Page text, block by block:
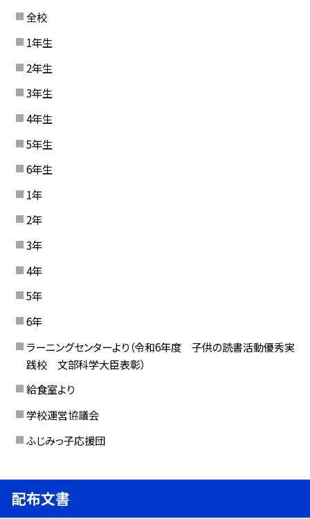
全校
1年生
2年生
3年生
4年生
5年生
6年生
1年
2年
3年
4年
5年
6年
ラーニングセンターより（令和6年度 子供の読書活動優秀実
践校 文部科学大臣表彰）
給食室より
学校運営協議会
ふじみっ子応援団
配布文書